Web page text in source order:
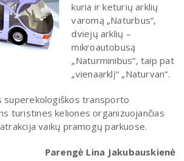
kuria ir keturių arklių
varomą „Naturbus“,
dviejų arklių –
mikroautobusą
„Naturminibus“, taip pat
„vienaarklį“ „Naturvan“.
superekologiškos transporto
turistines keliones organizuojančias
vaikų pramogų parkuose.
Parengė Lina Jakubauskienė